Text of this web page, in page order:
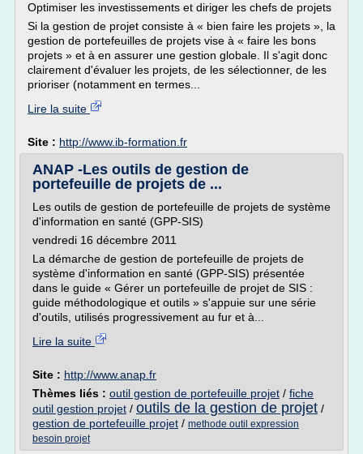
Optimiser les investissements et diriger les chefs de projets
Si la gestion de projet consiste à « bien faire les projets », la
gestion de portefeuilles de projets vise à « faire les bons
projets » et à en assurer une gestion globale. Il s'agit donc
clairement d'évaluer les projets, de les sélectionner, de les
prioriser (notamment en termes...
Lire la suite
Site : http://www.ib-formation.fr
ANAP -Les outils de gestion de
portefeuille de projets de ...
Les outils de gestion de portefeuille de projets de système
d'information en santé (GPP-SIS)
vendredi 16 décembre 2011
La démarche de gestion de portefeuille de projets de
système d'information en santé (GPP-SIS) présentée
dans le guide « Gérer un portefeuille de projet de SIS :
guide méthodologique et outils » s'appuie sur une série
d'outils, utilisés progressivement au fur et à...
Lire la suite
Site : http://www.anap.fr
Thèmes liés : outil gestion de portefeuille projet / fiche
outil gestion projet / outils de la gestion de projet /
gestion de portefeuille projet / methode outil expression
besoin projet